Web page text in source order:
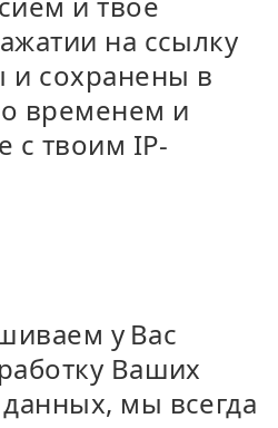
на ссылку
и сохранены в
временем и
с твоим IP-
у Вас
Ваших
мы всегда